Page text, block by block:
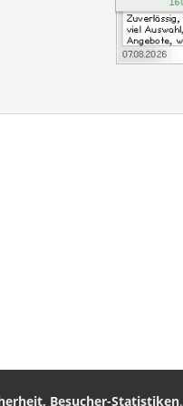
Leserservice
Besucher-Statistiken.